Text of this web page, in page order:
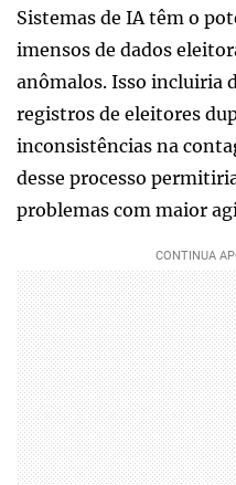
Sistemas de IA têm o
imensos de dados
anômalos. Isso incluiria
registros de eleitores
inconsistências na
desse processo
problemas com maior